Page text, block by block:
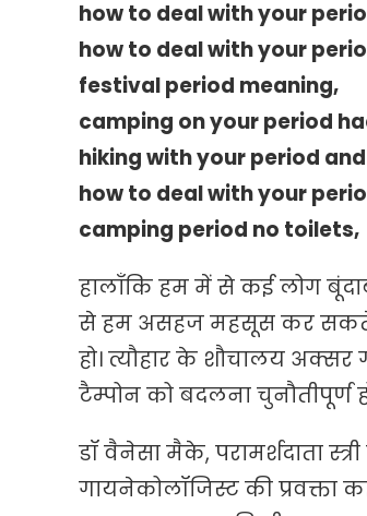
how to deal with your
how to deal with your
festival period meaning,
camping on your period
hiking with your period
how to deal with your
camping period no toilets,
हालाँकि हम में से कई लोग
से हम असहज महसूस कर सकते
हो। त्यौहार के शौचालय
टैम्पोन को बदलना चुनौतीपूर्ण
डॉ वैनेसा मैके, परामर्शदाता
गायनेकोलॉजिस्ट की प्रवक्ता